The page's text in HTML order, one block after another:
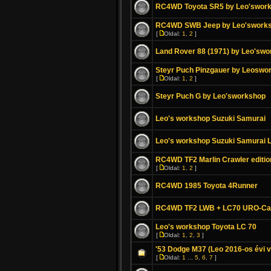
RC4WD Toyota SR5 by
RC4WD SWB Jeep by
[ Oldal: 1 2 ]
Land Rover 88 (1971) by
Steyr Puch Pinzgauer by
[ Oldal: 1 2 ]
Steyr Puch G by Leo'sworkshop
Leo's workshop Suzuki Samurai
Leo's workshop Suzuki Samurai
RC4WD TF2 Marlin Crawler
[ Oldal: 1 2 ]
RC4WD 1985 Toyota 4Runner
RC4WD TF2 LWB + LC70 URO-
Leo's workshop Toyota LC 70
[ Oldal: 1 2 3 ]
'53 Dodge M37 (Leo 2016-os évi
[ Oldal: 1 5 6 7 ]